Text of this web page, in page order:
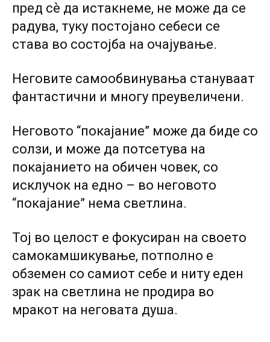
пред сѐ да истакнеме, не може да се
радува, туку постојано себеси се
става во состојба на очајување.
Неговите самообвинувања стануваат
фантастични и многу преувеличени.
Неговото “покајание” може да биде co
солзи, и може да потсетува на
покајанието на обичен човек, co
исклучок на едно – во неговото
“покајание” нема светлина.
Тој во целост е фокусиран на своето
самокамшикување, потполно е
обземен co самиот себе и ниту еден
зрак на светлина не продира во
мракот на неговата душа.